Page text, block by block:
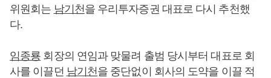
위원회는 남기천을 우리투자증권 대표로 다시 추천했
다.
임종룡 회장의 연임과 맞물려 출범 당시부터 대표로 회
사를 이끌던 남기천을 중단없이 회사의 도약을 이끌 적